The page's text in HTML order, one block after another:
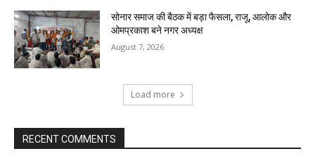
सोनार समाज की बैठक में बड़ा फैसला, राजू, आलोक और
ओमप्रकाश बने नगर अध्यक्ष
August 7, 2026
Load more
RECENT COMMENTS